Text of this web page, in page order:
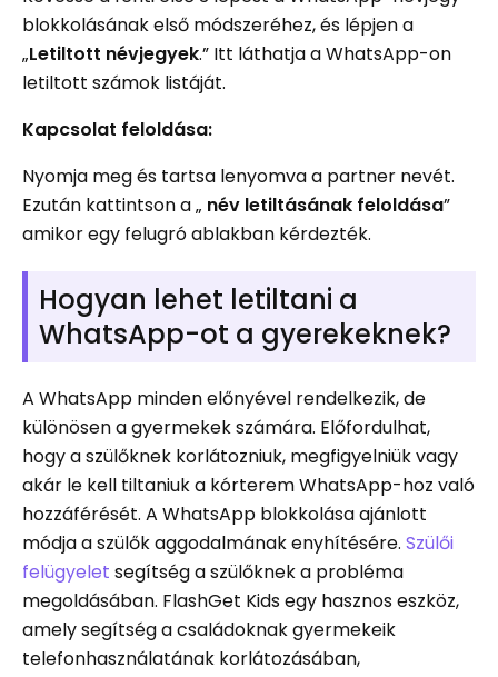
blokkolásának első módszeréhez, és lépjen a
„Letiltott névjegyek.” Itt láthatja a WhatsApp-on
letiltott számok listáját.
Kapcsolat feloldása:
Nyomja meg és tartsa lenyomva a partner nevét.
Ezután kattintson a „ név letiltásának feloldása”
amikor egy felugró ablakban kérdezték.
Hogyan lehet letiltani a
WhatsApp-ot a gyerekeknek?
A WhatsApp minden előnyével rendelkezik, de
különösen a gyermekek számára. Előfordulhat,
hogy a szülőknek korlátozniuk, megfigyelniük vagy
akár le kell tiltaniuk a kórterem WhatsApp-hoz való
hozzáférését. A WhatsApp blokkolása ajánlott
módja a szülők aggodalmának enyhítésére. Szülői
felügyelet segítség a szülőknek a probléma
megoldásában. FlashGet Kids egy hasznos eszköz,
amely segítség a családoknak gyermekeik
telefonhasználatának korlátozásában,